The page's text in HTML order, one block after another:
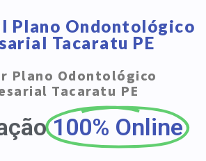
Plano Ondontológico
Tacaratu PE
Plano Odontológico
Tacaratu PE
100% Online